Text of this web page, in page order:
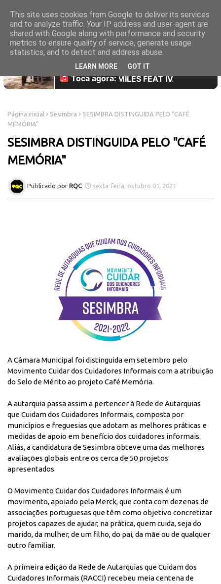
Página inicial Sesimbra
SESIMBRA DISTINGUIDA PELO "CAFÉ
MEMÓRIA"
SESIMBRA DISTINGUIDA PELO "CAFÉ
MEMÓRIA"
RQC sexta-feira, outubro 01, 2021
A Câmara Municipal foi distinguida em setembro pelo
Movimento Cuidar dos Cuidadores Informais com a atribuição
do Selo de Mérito ao projeto Café Memória.
A autarquia passa assim a pertencer à Rede de Autarquias
que Cuidam dos Cuidadores Informais, composta por
municípios e freguesias que adotam as melhores práticas e
medidas de apoio em benefício dos cuidadores informais.
Aliás, a candidatura de Sesimbra obteve uma das melhores
avaliações globais entre os cerca de 50 projetos
apresentados.
O Movimento Cuidar dos Cuidadores Informais é um
movimento, apoiado pela Merck, que conta com dezenas de
associações portuguesas que têm como objetivo concretizar
projetos capazes de ajudar, na prática, quem cuida, seja do
marido, da mulher, de um filho, do pai, da mãe ou de qualquer
outro familiar.
A primeira edição da Rede de Autarquias que Cuidam dos
Cuidadores Informais (RACCI) recebeu meia centena de
This site uses cookies from Google to deliver its services
and to analyze traffic. Your IP address and user-agent are
shared with Google along with performance and security
metrics to ensure quality of service, generate usage
statistics, and to detect and address abuse.
LEARN MORE GOT IT